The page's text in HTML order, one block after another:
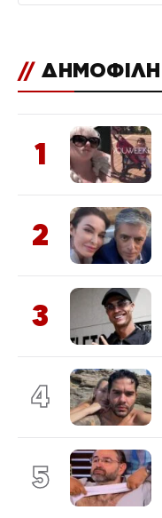
// ΔΗΜΟΦΙΛΗ
1
2
3
4
5